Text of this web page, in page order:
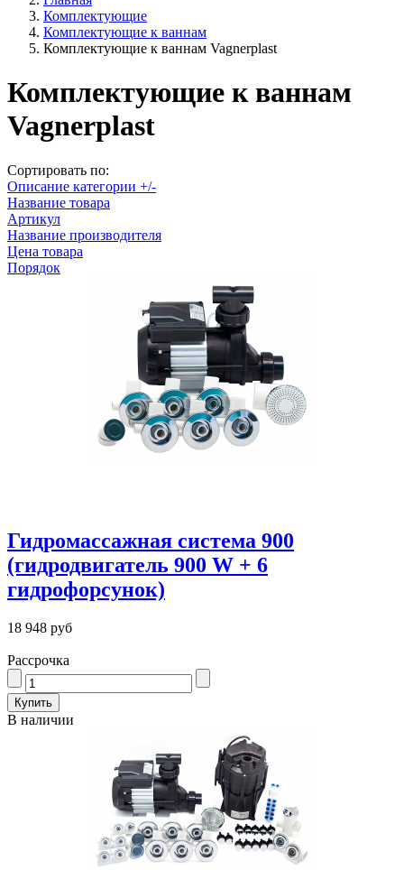
Комплектующие
Комплектующие к ваннам
Комплектующие к ваннам Vagnerplast
Комплектующие к ваннам
Vagnerplast
Сортировать по:
Описание категории +/-
Название товара
Артикул
Название производителя
Цена товара
Порядок
Гидромассажная система 900
(гидродвигатель 900 W + 6
гидрофорсунок)
18 948 руб
Рассрочка
В наличии